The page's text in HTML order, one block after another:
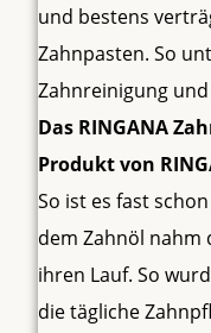
und bestens
Zahnpasten. So
Zahnreinigung
Das RINGANA
Produkt von
So ist es fast
dem Zahnöl nahm
ihren Lauf. So
die tägliche